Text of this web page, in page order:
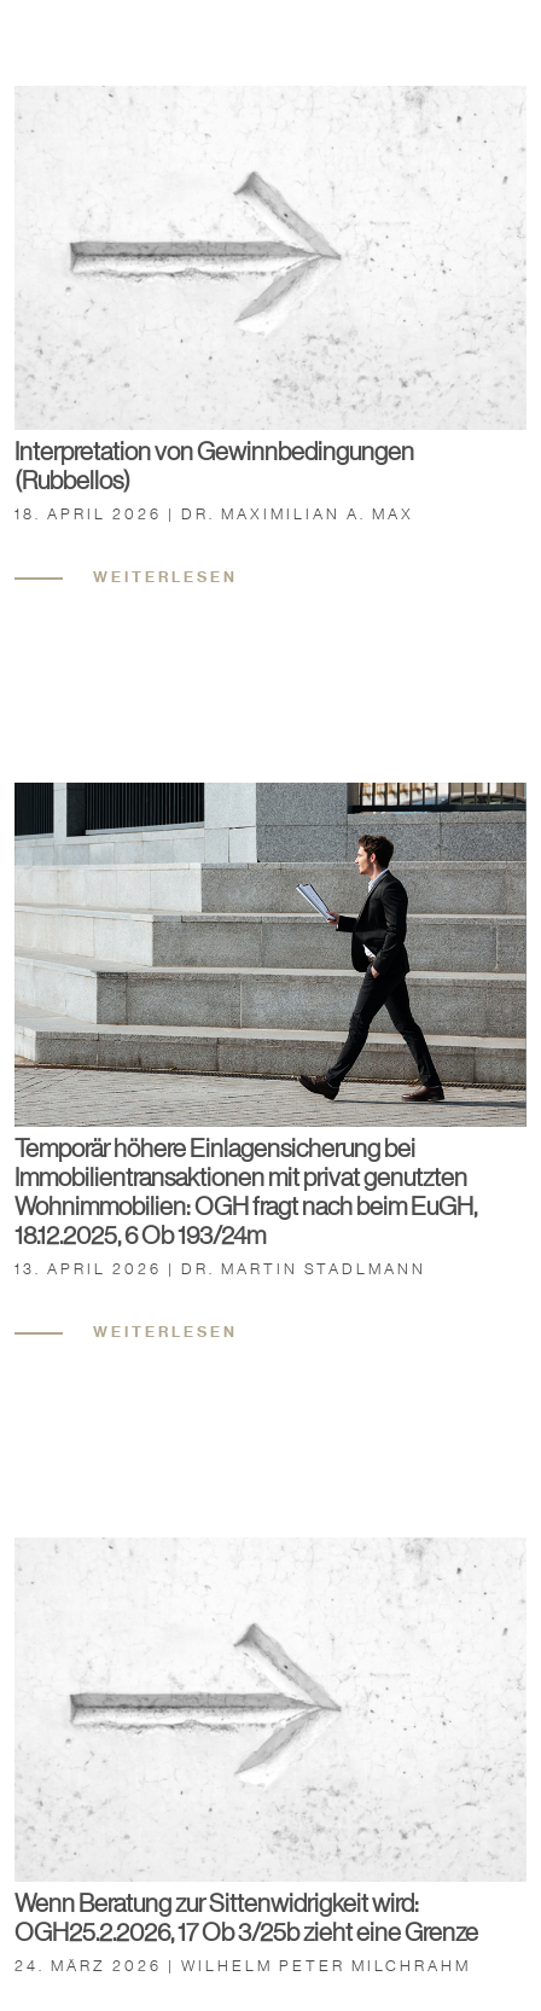
Interpretation von Gewinnbedingungen
(Rubbellos)
18. APRIL 2026 | DR. MAXIMILIAN A. MAX
WEITERLESEN
Temporär höhere Einlagensicherung bei
Immobilientransaktionen mit privat genutzten
Wohnimmobilien: OGH fragt nach beim EuGH,
18.12.2025, 6 Ob 193/24m
13. APRIL 2026 | DR. MARTIN STADLMANN
WEITERLESEN
Wenn Beratung zur Sittenwidrigkeit wird:
OGH25.2.2026, 17 Ob 3/25b zieht eine Grenze
24. MÄRZ 2026 | WILHELM PETER MILCHRAHM